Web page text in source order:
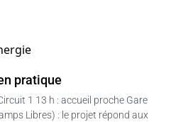
pratique
1 13 h : accueil proche Gare
Libres) : le projet répond aux